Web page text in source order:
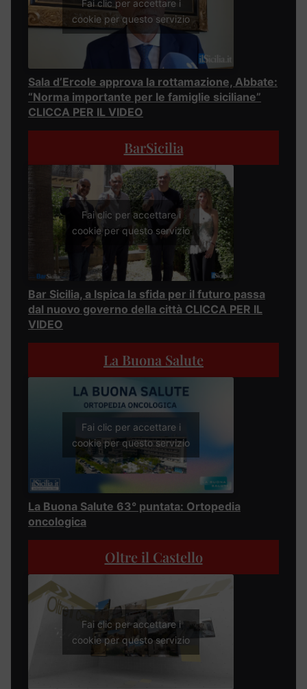
Fai clic per accettare i
cookie per questo servizio
Sala d’Ercole approva la rottamazione, Abbate:
“Norma importante per le famiglie siciliane”
CLICCA PER IL VIDEO
BarSicilia
Fai clic per accettare i
cookie per questo servizio
Bar Sicilia, a Ispica la sfida per il futuro passa
dal nuovo governo della città CLICCA PER IL
VIDEO
La Buona Salute
Fai clic per accettare i
cookie per questo servizio
La Buona Salute 63° puntata: Ortopedia
oncologica
Oltre il Castello
Fai clic per accettare i
cookie per questo servizio